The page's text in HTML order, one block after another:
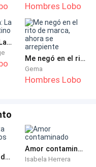
«¿Acaso… él
débil desde atrás.
de terciopelo y
de veces y caminó
Hombres Lobo
Luna Oscura: La Marca del Destino
Me negó en el rito de marca, ahora se arrepiente
Gema
Hombres Lobo
La Vergüenza de los Hermanos Alfa
Amor contaminado
Isabela Herrera